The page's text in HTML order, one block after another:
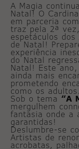
A Magia
Natal! O
em parceria
traz pela 2ª
espetáculos
de Natal!
experiência
do Natal
Natal! Este
ainda mais
prometendo
como os adultos.
Sob o tema “A
mergulhem
fantasia onde a
garantidas!
Deslumbre-se
Artistas de
acrobatas,